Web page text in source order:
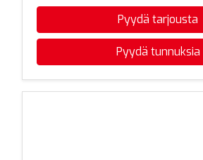
Pyydä tarjousta
Pyydä tunnuksia